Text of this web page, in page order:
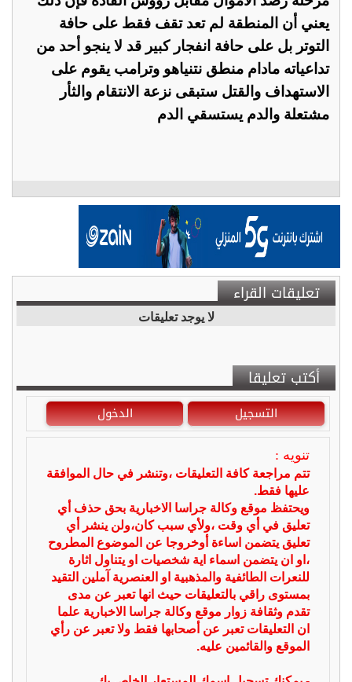
يعني أن المنطقة لم تعد تقف فقط على حافة
التوتر بل على حافة انفجار كبير قد لا ينجو أحد من
تداعياته مادام منطق نتنياهو وترامب يقوم على
الاستهداف والقتل ستبقى نزعة الانتقام والثأر
مشتعلة والدم يستسقي الدم
تعليقات القراء
لا يوجد تعليقات
أكتب تعليقا
التسجيل الدخول
تنويه :
تتم مراجعة كافة التعليقات ،وتنشر في حال الموافقة
عليها فقط.
ويحتفظ موقع وكالة جراسا الاخبارية بحق حذف أي
تعليق في أي وقت ،ولأي سبب كان،ولن ينشر أي
تعليق يتضمن اساءة أوخروجا عن الموضوع المطروح
،او ان يتضمن اسماء اية شخصيات او يتناول اثارة
للنعرات الطائفية والمذهبية او العنصرية آملين التقيد
بمستوى راقي بالتعليقات حيث انها تعبر عن مدى
تقدم وثقافة زوار موقع وكالة جراسا الاخبارية علما
ان التعليقات تعبر عن أصحابها فقط ولا تعبر عن رأي
الموقع والقائمين عليه.